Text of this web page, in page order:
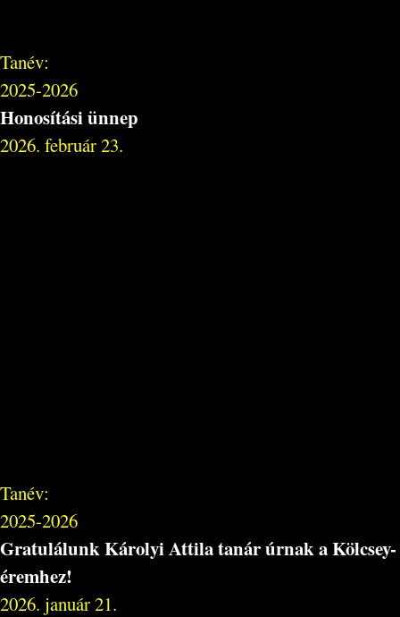
Tanév:
2025-2026
Honosítási ünnep
2026. február 23.
Tanév:
2025-2026
Gratulálunk Károlyi Attila tanár úrnak a Kölcsey-
éremhez!
2026. január 21.